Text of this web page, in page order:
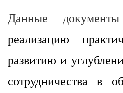
Данные
реализацию
развитию и
сотрудничества в